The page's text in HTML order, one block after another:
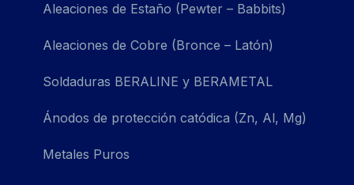
Aleaciones de Estaño (Pewter – Babbits)
Aleaciones de Cobre (Bronce – Latón)
Soldaduras BERALINE y BERAMETAL
Ánodos de protección catódica (Zn, Al, Mg)
Metales Puros